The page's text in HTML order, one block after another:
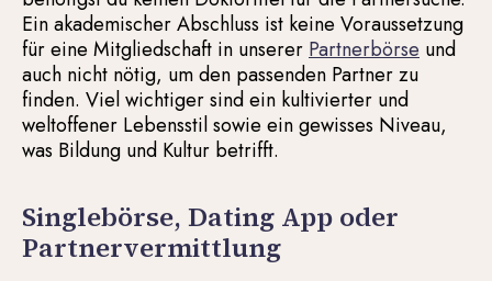
Ein akademischer Abschluss ist keine Voraussetzung
für eine Mitgliedschaft in unsererPartnerbörse und
auch nicht nötig, um den passenden Partner zu
finden. Viel wichtiger sind ein kultivierter und
weltoffener Lebensstil sowie ein gewisses Niveau,
was Bildung und Kultur betrifft.
Singlebörse, Dating App oder
Partnervermittlung